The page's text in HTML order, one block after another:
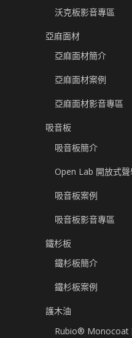
沃克板影音專區
亞麻面材
亞麻面材簡介
亞麻面材案例
亞麻面材影音專區
吸音板
吸音板簡介
Open Lab 開放式
吸音板案例
吸音板影音專區
鐵杉板
鐵杉板簡介
鐵杉板案例
護木油
Rubio® Monocoat